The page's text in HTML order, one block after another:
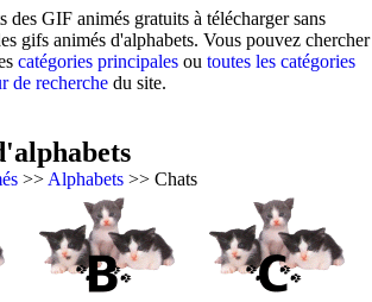
des GIF animés gratuits à télécharger sans
gifs animés d'alphabets. Vous pouvez chercher
catégories principales ou toutes les catégories
de recherche du site.
>> Alphabets >> Chats